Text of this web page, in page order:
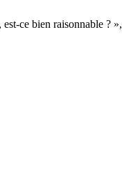
ce bien raisonnable ? »,